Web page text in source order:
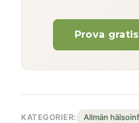
Prova
KATEGORIER: Allmän